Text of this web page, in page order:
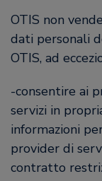
OTIS non
dati personali
OTIS, ad
-consentire ai
servizi in
informazioni
provider di
contratto